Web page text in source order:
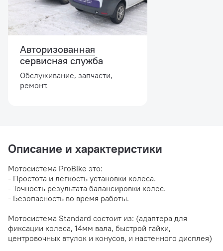
Авторизованная
сервисная служба
Обслуживание, запчасти,
ремонт.
Описание и характеристики
Мотосистема ProBike это:
- Простота и легкость установки колеса.
- Точность результата балансировки колес.
- Безопасность во время работы.
Мотосистема Standard состоит из: (адаптера для
фиксации колеса, 14мм вала, быстрой гайки,
центровочных втулок и конусов, и настенного дисплея)